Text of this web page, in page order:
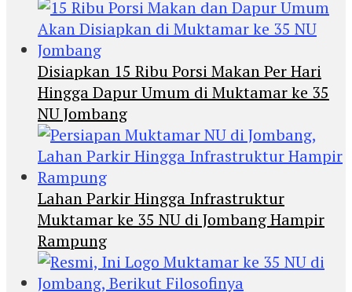
Disiapkan 15 Ribu Porsi Makan Per Hari
Hingga Dapur Umum di Muktamar ke 35
NU Jombang
Lahan Parkir Hingga Infrastruktur
Muktamar ke 35 NU di Jombang Hampir
Rampung